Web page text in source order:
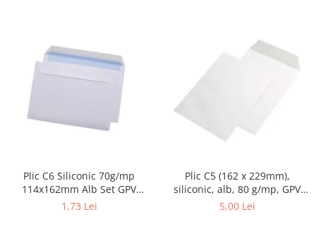
Plic C6 Siliconic 70g/mp
114x162mm Alb Set GPV
10/set
1,73 Lei
Plic C5 (162 x 229mm),
siliconic, alb, 80 g/mp, GPV
10/set
5,00 Lei